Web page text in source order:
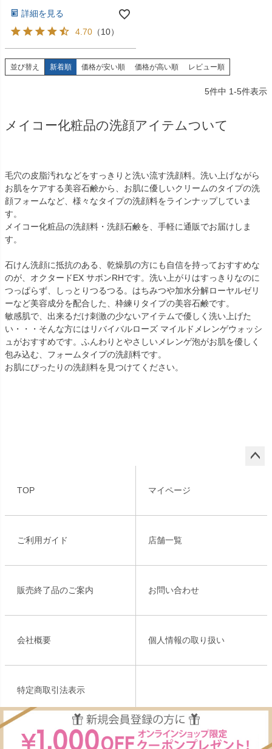
詳細を見る
4.70 （10）
並び替え 新着順 価格が安い順 価格が高い順 レビュー順
5件中 1-5件表示
メイコー化粧品の洗顔アイテムついて
毛穴の皮脂汚れなどをすっきりと洗い流す洗顔料。洗い上げながら
お肌をケアする美容石鹸から、お肌に優しいクリームのタイプの洗
顔フォームなど、様々なタイプの洗顔料をラインナップしていま
す。
メイコー化粧品の洗顔料・洗顔石鹸を、手軽に通販でお届けしま
す。
石けん洗顔に抵抗のある、乾燥肌の方にも自信を持っておすすめな
のが、オクタードEX サボンRHです。洗い上がりはすっきりなのに
つっぱらず、しっとりつるつる。はちみつや加水分解ローヤルゼリ
ーなど美容成分を配合した、枠練りタイプの美容石鹸です。
敏感肌で、出来るだけ刺激の少ないアイテムで優しく洗い上げた
い・・・そんな方にはリバイバルローズ マイルドメレンゲウォッシ
ュがおすすめです。ふんわりとやさしいメレンゲ泡がお肌を優しく
包み込む、フォームタイプの洗顔料です。
お肌にぴったりの洗顔料を見つけてください。
TOP マイページ
ご利用ガイド 店舗一覧
販売終了品のご案内 お問い合わせ
会社概要 個人情報の取り扱い
特定商取引法表示